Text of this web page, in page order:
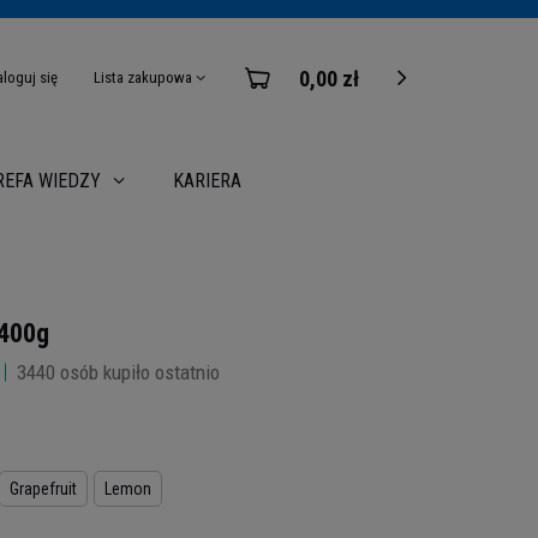
się Lista zakupowa 0,00 zł
WIEDZY KARIERA
3440 osób kupiło ostatnio
Grapefruit Lemon